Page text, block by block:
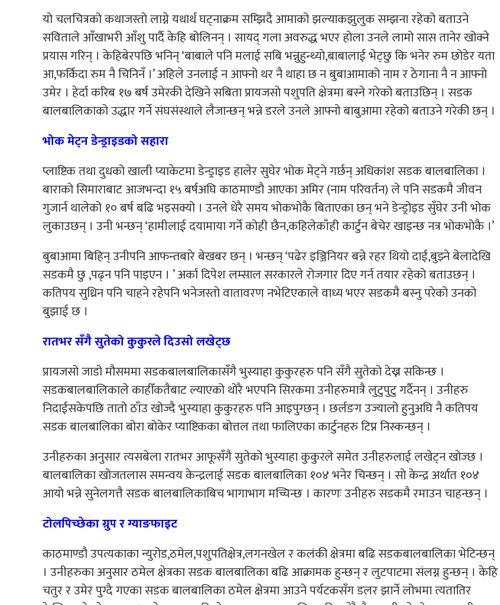
यो चलचित्रको कथाजस्तो लाग्ने यथार्थ घट्नाक्रम सम्झिदै आमाको झल्याकझुलुक सम्झना रहेको बताउने
सविताले आँखाभरी आँशु पार्दै केहि बोलिनन् । सायद् गला अवरुद्ध भएर होला उनले लामो सास तानेर खोक्ने
प्रयास गरिन् । केहिबेरपछि भनिन् ‘बाबाले पनि मलाई सबि भन्नुहुन्थ्यो,बाबालाई भेट्छु कि भनेर रुम छोडेर यता
आ,फर्किदा रुम नै चिनिनँ ।’ अहिले उनलाई न आफ्नो थर नै थाहा छ न बुबाआमाको नाम र ठेगाना नै न आफ्नो
उमेर । हेर्दा करिब १७ बर्ष उमेरकी देखिने सबिता प्रायजसो पशुपति क्षेत्रमा बस्ने गरेको बताउछिन् । सडक
बालबालिकाको उद्धार गर्ने संघसंस्थाले लैजान्छन् भन्ने डरले उनले आफ्नो बाबुआमा रहेको बताउने गरेकी छन् ।
भोक मेट्न डेन्ड्राइडको सहारा
प्लाष्टिक तथा दुधको खाली प्याकेटमा डेन्ड्राइड हालेर सुघेर भोक मेट्ने गर्छन् अधिकांश सडक बालबालिका ।
बाराको सिमाराबाट आजभन्दा १५ बर्षअघि काठमाण्डौ आएका अमिर (नाम परिवर्तन) ले पनि सडकमै जीवन
गुजार्न थालेको १० बर्ष बढि भइसक्यो । उनले धेरै समय भोकभोकै बिताएका छन् भने डेन्ड्रोइड सुँघेर उनी भोक
लुकाउछन् । उनी भन्छन् ‘हामीलाई दयामाया गर्ने कोही छैन,कहिलेकाँही कार्टुन बेचेर खाइन्छ नत्र भोकभोकै ।’
बुबाआमा बिहिन् उनीपनि आफन्तबारे बेखबर छन् । भन्छन् ‘पढेर इञ्जिनियर बन्ने रहर थियो दाई,बुझ्ने बेलादेखि
सडकमै छु ,पढ्न पनि पाइएन । ’ अर्का दिपेश लम्साल सरकारले रोजगार दिए गर्न तयार रहेको बताउछन् ।
कतिपय सुध्रिन पनि चाहने रहेपनि भनेजस्तो वातावरण नभेटिएकाले वाध्य भएर सडकमै बस्नु परेको उनको
बुझाई छ ।
रातभर सँगै सुतेको कुकुरले दिउसो लखेट्छ
प्रायजसो जाडो मौसममा सडकबालबालिकासँगै भुस्याहा कुकुरहरु पनि सँगै सुतेको देख्न सकिन्छ ।
सडकबालबालिकाले काहीँकतैबाट ल्याएको थोरै भएपनि सिरकमा उनीहरुमात्रै लुटुपुटु गर्दैनन् । उनीहरु
निदाईसकेपछि तातो ठाँउ खोज्दै भुस्याहा कुकुरहरु पनि आइपुग्छन् । छर्लङग उज्यालो हुनुअघि नै कतिपय
सडक बालबालिका बोरा बोकेर प्याष्टिकका बोत्तल तथा फालिएका कार्टुनहरु टिप्न निस्कन्छन् ।
उनीहरुका अनुसार त्यसबेला रातभर आफूसँगै सुतेको भुस्याहा कुकुरले समेत उनीहरुलाई लखेट्न खोज्छ ।
बालबालिका खोजतलास समन्वय केन्द्रलाई सडक बालबालिका १०४ भनेर चिन्छन् । सो केन्द्र अर्थात १०४
आयो भन्ने सुनेलगत्तै सडक बालबालिकाबिच भागाभाग मच्चिन्छ । कारणः उनीहरु सडकमै रमाउन चाहन्छन् ।
टोलपिच्छेका ग्रुप र ग्याङफाइट
काठमाण्डौ उपत्यकाका न्युरोड,ठमेल,पशुपतिक्षेत्र,लगनखेल र कलंकी क्षेत्रमा बढि सडकबालबालिका भेटिन्छन्
। उनीहरुका अनुसार ठमेल क्षेत्रका सडक बालबालिका बढि आक्रामक हुन्छन् र लुटपाटमा संलग्न हुन्छन् । केहि
चतुर र उमेर पुग्दै गएका सडक बालबालिका ठमेल क्षेत्रमा आउने पर्यटकसँग डलर झार्ने लोभमा त्यतातिर